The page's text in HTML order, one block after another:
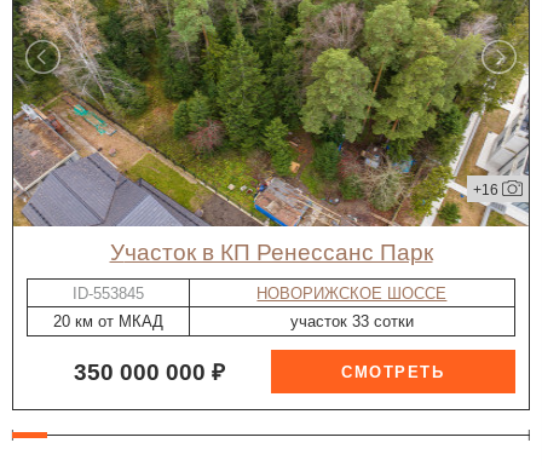
+16
участок в КП Ренессанс Парк
ID-553845
НОВОРИЖСКОЕ ШОССЕ
20 км от МКАД
участок 33 сотки
350 000 000 ₽